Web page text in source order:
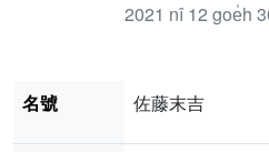
2021 nî 12 goe̍h
名號 佐藤末吉